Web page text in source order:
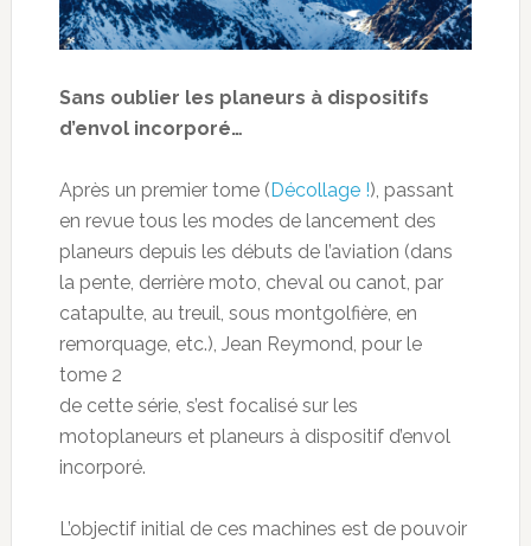
Sans oublier les planeurs à dispositifs
d’envol incorporé…
Après un premier tome ( Décollage !), passant
en revue tous les modes de lancement des
planeurs depuis les débuts de l’aviation (dans
la pente, derrière moto, cheval ou canot, par
catapulte, au treuil, sous montgolfière, en
remorquage, etc.), Jean Reymond, pour le
tome 2
de cette série, s’est focalisé sur les
motoplaneurs et planeurs à dispositif d’envol
incorporé.
L’objectif initial de ces machines est de pouvoir